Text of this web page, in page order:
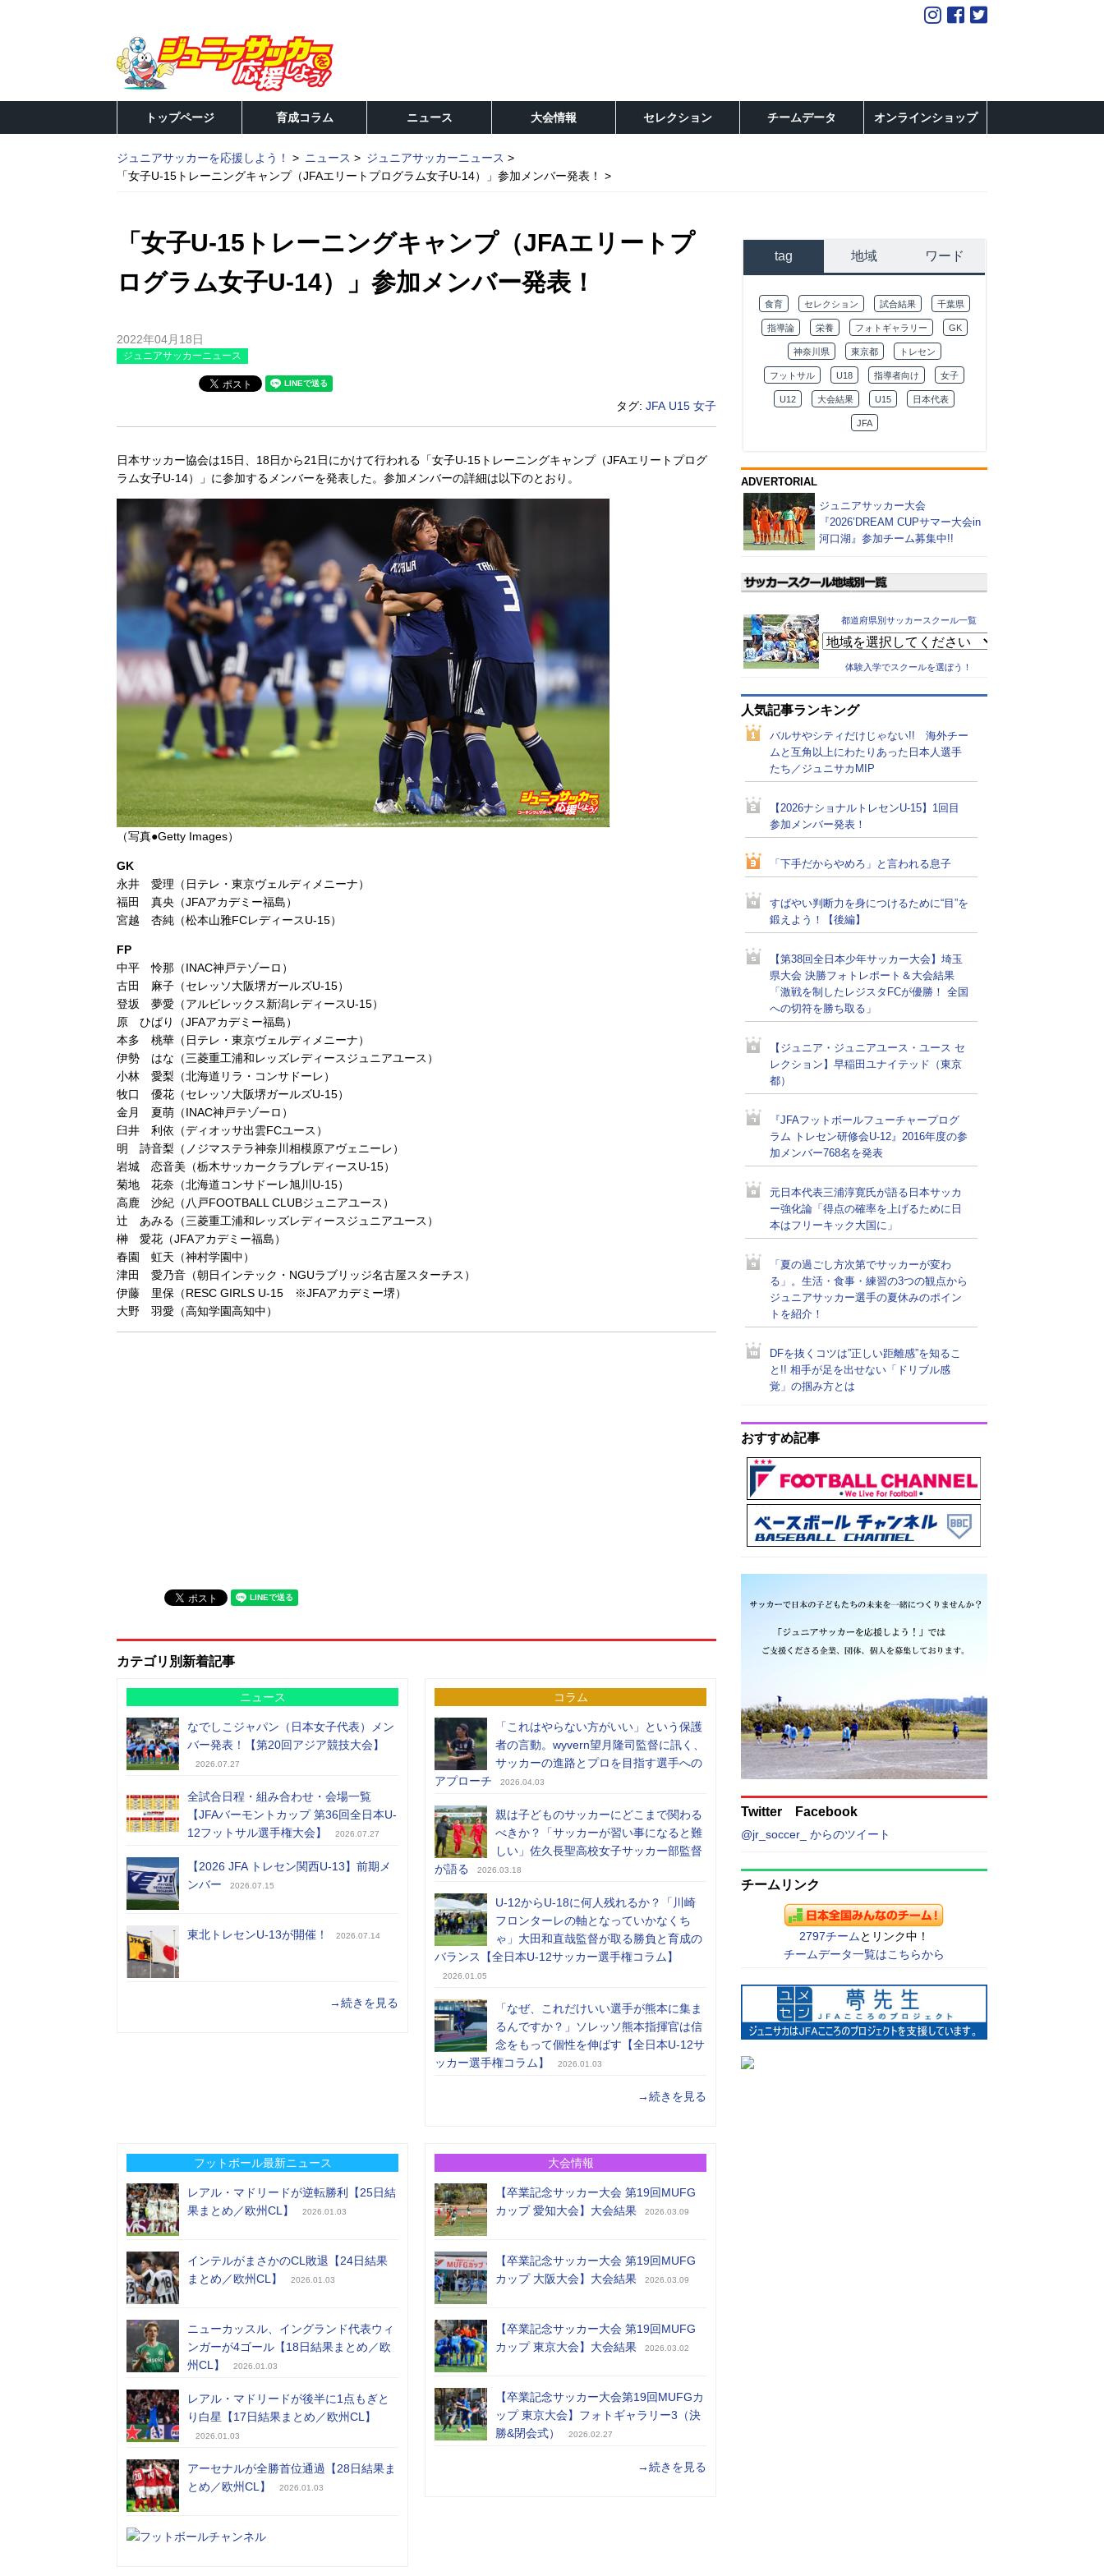
トップページ 育成コラム ニュース 大会情報 セレクション チームデータ オンラインショップ
ジュニアサッカーを応援しよう！ ニュース
ジュニアサッカーニュース
「女子U-15トレーニングキャンプ（JFAエリートプログラム女子U-14）」参加メンバー発表！
「女子U-15トレーニングキャンプ（JFAエリートプ
ログラム女子U-14）」参加メンバー発表！
2022年04月18日
ジュニアサッカーニュース
タグ: JFA U15 女子
日本サッカー協会は15日、18日から21日にかけて行われる「女子U-15トレーニングキャンプ（JFAエリートプログ
ラム女子U-14）」に参加するメンバーを発表した。参加メンバーの詳細は以下のとおり。
（写真●Getty Images）
GK
永井 愛理（日テレ・東京ヴェルディメニーナ）
福田 真央（JFAアカデミー福島）
宮越 杏純（松本山雅FCレディースU-15）
FP
中平 怜那（INAC神戸テゾーロ）
古田 麻子（セレッソ大阪堺ガールズU-15）
登坂 夢愛（アルビレックス新潟レディースU-15）
原 ひばり（JFAアカデミー福島）
本多 桃華（日テレ・東京ヴェルディメニーナ）
伊勢 はな（三菱重工浦和レッズレディースジュニアユース）
小林 愛梨（北海道リラ・コンサドーレ）
牧口 優花（セレッソ大阪堺ガールズU-15）
金月 夏萌（INAC神戸テゾーロ）
臼井 利依（ディオッサ出雲FCユース）
明 詩音梨（ノジマステラ神奈川相模原アヴェニーレ）
岩城 恋音美（栃木サッカークラブレディースU-15）
菊地 花奈（北海道コンサドーレ旭川U-15）
高鹿 沙紀（八戸FOOTBALL CLUBジュニアユース）
辻 あみる（三菱重工浦和レッズレディースジュニアユース）
榊 愛花（JFAアカデミー福島）
春園 虹天（神村学園中）
津田 愛乃音（朝日インテック・NGUラブリッジ名古屋スターチス）
伊藤 里保（RESC GIRLS U-15 ※JFAアカデミー堺）
大野 羽愛（高知学園高知中）
カテゴリ別新着記事
ニュース
なでしこジャパン（日本女子代表）メン
バー発表！【第20回アジア競技大会】
2026.07.27
全試合日程・組み合わせ・会場一覧
【JFAバーモントカップ 第36回全日本U-
12フットサル選手権大会】
2026.07.27
【2026 JFA トレセン関西U-13】前期メ
ンバー
2026.07.15
東北トレセンU-13が開催！ 2026.07.14
→続きを見る
コラム
「これはやらない方がいい」という保護
者の言動。wyvern望月隆司監督に訊く、
サッカーの進路とプロを目指す選手への
アプローチ
2026.04.03
親は子どものサッカーにどこまで関わる
べきか？「サッカーが習い事になると難
しい」佐久長聖高校女子サッカー部監督
が語る
2026.03.18
U-12からU-18に何人残れるか？「川崎
フロンターレの軸となっていかなくち
ゃ」大田和直哉監督が取る勝負と育成の
バランス【全日本U-12サッカー選手権コラム】
2026.01.05
「なぜ、これだけいい選手が熊本に集ま
るんですか？」ソレッソ熊本指揮官は信
念をもって個性を伸ばす【全日本U-12サ
ッカー選手権コラム】
2026.01.03
→続きを見る
フットボール最新ニュース
レアル・マドリードが逆転勝利【25日結
果まとめ／欧州CL】
2026.01.03
インテルがまさかのCL敗退【24日結果
まとめ／欧州CL】
2026.01.03
ニューカッスル、イングランド代表ウィ
ンガーが4ゴール【18日結果まとめ／欧
州CL】
2026.01.03
レアル・マドリードが後半に1点もぎと
り白星【17日結果まとめ／欧州CL】
2026.01.03
アーセナルが全勝首位通過【28日結果ま
とめ／欧州CL】
2026.01.03
大会情報
【卒業記念サッカー大会 第19回MUFG
カップ 愛知大会】大会結果
2026.03.09
【卒業記念サッカー大会 第19回MUFG
カップ 大阪大会】大会結果
2026.03.09
【卒業記念サッカー大会 第19回MUFG
カップ 東京大会】大会結果
2026.03.02
【卒業記念サッカー大会第19回MUFGカ
ップ 東京大会】フォトギャラリー3（決
勝&閉会式）
2026.02.27
→続きを見る
tag 地域 ワード
食育 セレクション 試合結果 千葉県
指導論 栄養 フォトギャラリー GK
神奈川県 東京都 トレセン
フットサル U18 指導者向け 女子
U12 大会結果 U15 日本代表
JFA
ADVERTORIAL
ジュニアサッカー大会
『2026’DREAM CUPサマー大会in
河口湖』参加チーム募集中!!
都道府県別サッカースクール一覧
体験入学でスクールを選ぼう！
人気記事ランキング
バルサやシティだけじゃない!! 海外チー
ムと互角以上にわたりあった日本人選手
たち／ジュニサカMIP
【2026ナショナルトレセンU-15】1回目
参加メンバー発表！
「下手だからやめろ」と言われる息子
すばやい判断力を身につけるために“目”を
鍛えよう！【後編】
【第38回全日本少年サッカー大会】埼玉
県大会 決勝フォトレポート＆大会結果
「激戦を制したレジスタFCが優勝！ 全国
への切符を勝ち取る」
【ジュニア・ジュニアユース・ユース セ
レクション】早稲田ユナイテッド（東京
都）
『JFAフットボールフューチャープログ
ラム トレセン研修会U-12』2016年度の参
加メンバー768名を発表
元日本代表三浦淳寛氏が語る日本サッカ
ー強化論「得点の確率を上げるために日
本はフリーキック大国に」
「夏の過ごし方次第でサッカーが変わ
る」。生活・食事・練習の3つの観点から
ジュニアサッカー選手の夏休みのポイン
トを紹介！
DFを抜くコツは”正しい距離感”を知るこ
と!! 相手が足を出せない「ドリブル感
覚」の掴み方とは
おすすめ記事
Twitter Facebook
@jr_soccer_ からのツイート
チームリンク
2797チーム とリンク中！
チームデータ一覧はこちらから